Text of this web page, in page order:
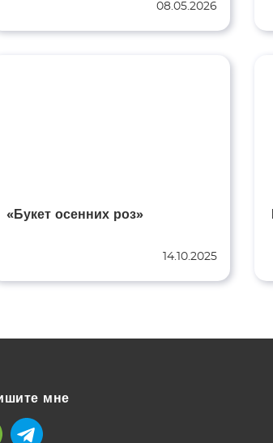
08.05.2026
«Букет осенних роз»
14.10.2025
мне